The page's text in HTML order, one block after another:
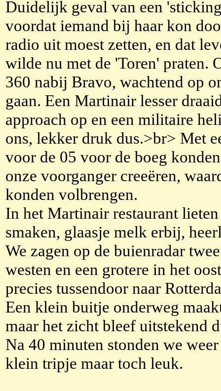
Duidelijk geval van een
voordat iemand bij haar kon
radio uit moest zetten, en dat
wilde nu met de 'Toren' praten.
360 nabij Bravo, wachtend op
gaan. Een Martinair lesser
approach op en een militaire
ons, lekker druk dus.>br> Met
voor de 05 voor de boeg
onze voorganger creeëren,
konden volbrengen.
In het Martinair restaurant
smaken, glaasje melk erbij,
We zagen op de buienradar
westen en een grotere in het
precies tussendoor naar
Een klein buitje onderweg
maar het zicht bleef uitstekend
Na 40 minuten stonden we
klein tripje maar toch leuk.